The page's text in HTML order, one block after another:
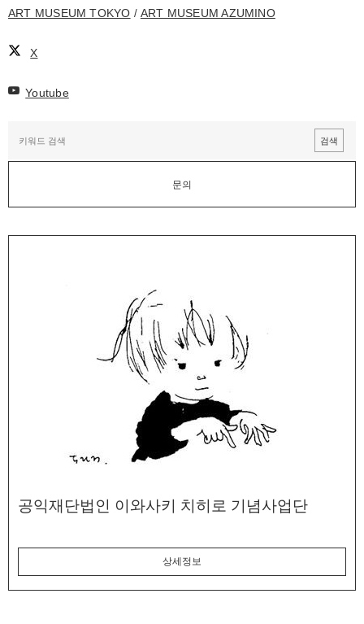
ART MUSEUM TOKYO
ART MUSEUM AZUMINO
X
Youtube
문의
공익재단법인 이와사키 치히로 기념사업단
상세정보